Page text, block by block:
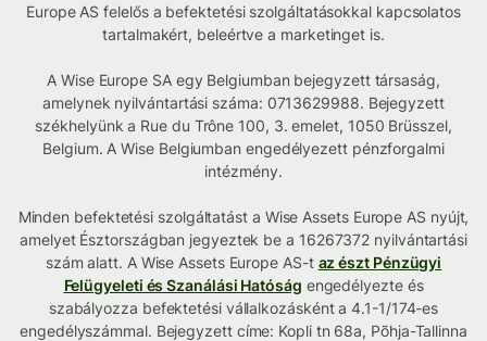
Europe AS felelős a befektetési szolgáltatásokkal kapcsolatos
tartalmakért, beleértve a marketinget is.
A Wise Europe SA egy Belgiumban bejegyzett társaság,
amelynek nyilvántartási száma: 0713629988. Bejegyzett
székhelyünk a Rue du Trône 100, 3. emelet, 1050 Brüsszel,
Belgium. A Wise Belgiumban engedélyezett pénzforgalmi
intézmény.
Minden befektetési szolgáltatást a Wise Assets Europe AS nyújt,
amelyet Észtországban jegyeztek be a 16267372 nyilvántartási
szám alatt. A Wise Assets Europe AS-t az észt Pénzügyi
Felügyeleti és Szanálási Hatóság engedélyezte és
szabályozza befektetési vállalkozásként a 4.1-1/174-es
engedélyszámmal. Bejegyzett címe: Kopli tn 68a, Põhja-Tallinna